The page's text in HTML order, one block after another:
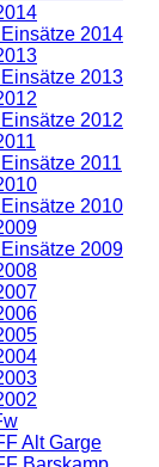
2014
2013
2012
2011
2010
2009
Alt Garge